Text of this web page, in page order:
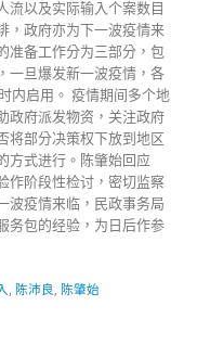
流以及实际输入个案数目
，政府亦为下一波疫情来
准备工作分为三部分，包
一旦爆发新一波疫情，各
内启用。 疫情期间多个地
政府派发物资，关注政府
将部分决策权下放到地区
方式进行。陈肇始回应
作阶段性检讨，密切监察
波疫情来临，民政事务局
务包的经验，为日后作参
陈沛良 陈肇始